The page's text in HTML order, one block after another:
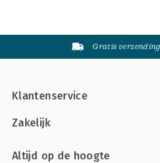
Gratis
Klantenservice
Zakelijk
Altijd op de hoogte